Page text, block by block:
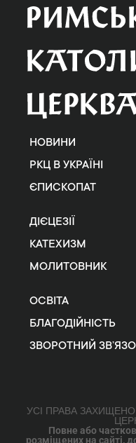
НОВИНИ
РКЦ В УКРАЇНІ
ЄПИСКОПАТ
ДІЄЦЕЗІЇ
КАТЕХИЗМ
МОЛИТОВНИК
ОСВІТА
БЛАГОДІЙНІСТЬ
ЗВОРОТНИЙ
УСІ ПРАВА
Повне або
розміщених на сайті,